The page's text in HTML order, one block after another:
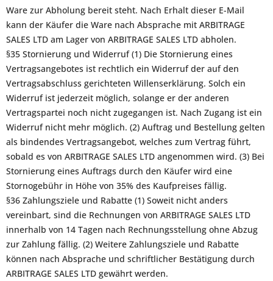
Ware zur Abholung bereit steht. Nach Erhalt dieser E-Mail
kann der Käufer die Ware nach Absprache mit ARBITRAGE
SALES LTD am Lager von ARBITRAGE SALES LTD abholen.
§35 Stornierung und Widerruf (1) Die Stornierung eines
Vertragsangebotes ist rechtlich ein Widerruf der auf den
Vertragsabschluss gerichteten Willenserklärung. Solch ein
Widerruf ist jederzeit möglich, solange er der anderen
Vertragspartei noch nicht zugegangen ist. Nach Zugang ist ein
Widerruf nicht mehr möglich. (2) Auftrag und Bestellung gelten
als bindendes Vertragsangebot, welches zum Vertrag führt,
sobald es von ARBITRAGE SALES LTD angenommen wird. (3) Bei
Stornierung eines Auftrags durch den Käufer wird eine
Stornogebühr in Höhe von 35% des Kaufpreises fällig.
§36 Zahlungsziele und Rabatte (1) Soweit nicht anders
vereinbart, sind die Rechnungen von ARBITRAGE SALES LTD
innerhalb von 14 Tagen nach Rechnungsstellung ohne Abzug
zur Zahlung fällig. (2) Weitere Zahlungsziele und Rabatte
können nach Absprache und schriftlicher Bestätigung durch
ARBITRAGE SALES LTD gewährt werden.